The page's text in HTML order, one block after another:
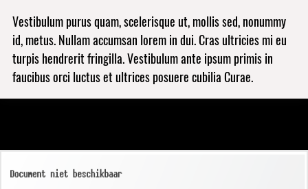
Vestibulum purus quam, scelerisque ut, mollis sed, nonummy
id, metus. Nullam accumsan lorem in dui. Cras ultricies mi eu
turpis hendrerit fringilla. Vestibulum ante ipsum primis in
faucibus orci luctus et ultrices posuere cubilia Curae.